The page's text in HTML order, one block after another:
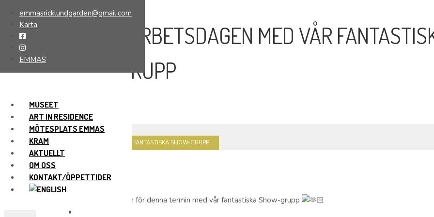
emmasricklundgarden@gmail.com
Karta
EMMAS
MUSEET
ART IN RESIDENCE
MÖTESPLATS EMMAS
KRAM
AKTUELLT
OM OSS
KONTAKT/ÖPPETTIDER
FÖRSTA ARBETSDAGEN MED VÅR
SHOW-GRUPP
29 augusti, 2025
HEMAKTUELLT
FÖRSTA ARBETSDAGEN MED VÅR FANTASTISKA SHOW-GRUPP
Första arbetsdagen för denna termin med vår fantastiska Show-grupp
•